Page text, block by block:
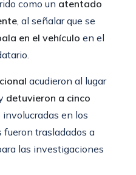
como un atentado
, al señalar que se
en el vehículo en el
acudieron al lugar
detuvieron a cinco
en los
fueron trasladados a
las investigaciones